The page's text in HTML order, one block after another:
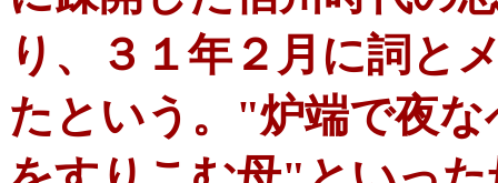
り、３１年２月に詞と
たという。"炉端で夜